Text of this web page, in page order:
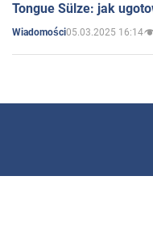
Tongue Sülze: jak
Wiadomości05.03.2025 16:14